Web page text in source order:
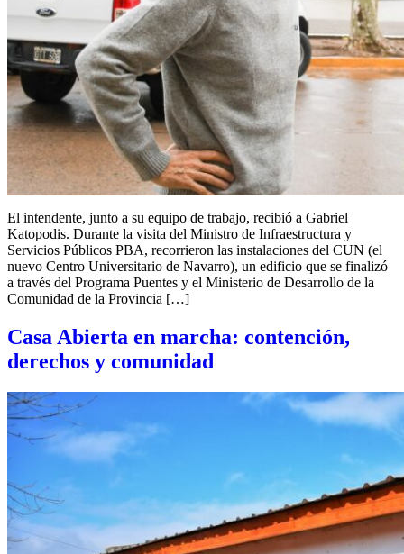
El intendente, junto a su equipo de trabajo, recibió a Gabriel
Katopodis. Durante la visita del Ministro de Infraestructura y
Servicios Públicos PBA, recorrieron las instalaciones del CUN (el
nuevo Centro Universitario de Navarro), un edificio que se finalizó
a través del Programa Puentes y el Ministerio de Desarrollo de la
Comunidad de la Provincia […]
Casa Abierta en marcha: contención,
derechos y comunidad